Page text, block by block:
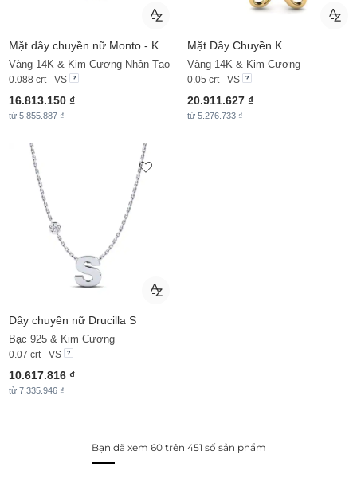
Mặt dây chuyền nữ Monto - K
Vàng 14K & Kim Cương Nhân Tạo
0.088 crt - VS
16.813.150 ₫
từ 5.855.887 ₫
Mặt Dây Chuyền K
Vàng 14K & Kim Cương
0.05 crt - VS
20.911.627 ₫
từ 5.276.733 ₫
Dây chuyền nữ Drucilla S
Bạc 925 & Kim Cương
0.07 crt - VS
10.617.816 ₫
từ 7.335.946 ₫
Bạn đã xem 60 trên 451 số sản phẩm